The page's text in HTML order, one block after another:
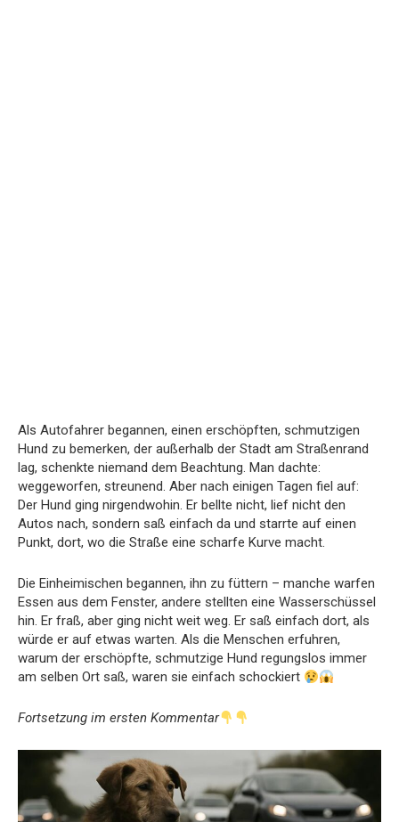
Als Autofahrer begannen, einen erschöpften, schmutzigen
Hund zu bemerken, der außerhalb der Stadt am Straßenrand
lag, schenkte niemand dem Beachtung. Man dachte:
weggeworfen, streunend. Aber nach einigen Tagen fiel auf:
Der Hund ging nirgendwohin. Er bellte nicht, lief nicht den
Autos nach, sondern saß einfach da und starrte auf einen
Punkt, dort, wo die Straße eine scharfe Kurve macht.
Die Einheimischen begannen, ihn zu füttern – manche warfen
Essen aus dem Fenster, andere stellten eine Wasserschüssel
hin. Er fraß, aber ging nicht weit weg. Er saß einfach dort, als
würde er auf etwas warten. Als die Menschen erfuhren,
warum der erschöpfte, schmutzige Hund regungslos immer
am selben Ort saß, waren sie einfach schockiert
Fortsetzung im ersten Kommentar